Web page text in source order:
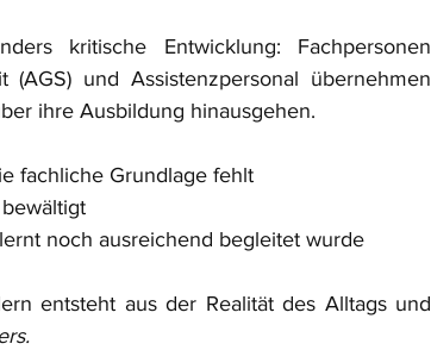
kritische Entwicklung: Fachpersonen
(AGS) und Assistenzpersonal übernehmen
ihre Ausbildung hinausgehen.
fachliche Grundlage fehlt
noch ausreichend begleitet wurde
entsteht aus der Realität des Alltags und